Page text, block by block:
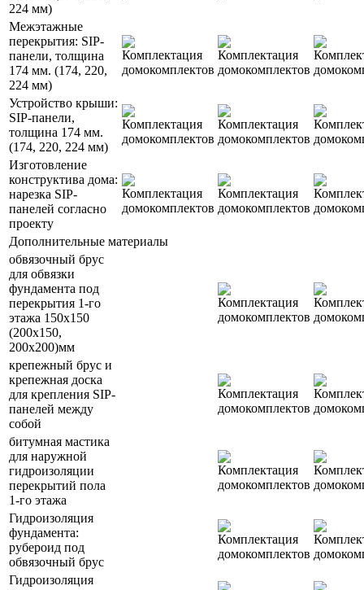
224 мм)
Межэтажные
перекрытия: SIP-
панели, толщина
174 мм. (174, 220,
224 мм)
Устройство крыши:
SIP-панели,
толщина 174 мм.
(174, 220, 224 мм)
Изготовление
конструктива дома:
нарезка SIP-
панелей согласно
проекту
Дополнительные материалы
обвязочный брус
для обвязки
фундамента под
перекрытия 1-го
этажа 150х150
(200х150,
200х200)мм
крепежный брус и
крепежная доска
для крепления SIP-
панелей между
собой
битумная мастика
для наружной
гидроизоляции
перекрытий пола
1-го этажа
Гидроизоляция
фундамента:
рубероид под
обвязочный брус
Гидроизоляция